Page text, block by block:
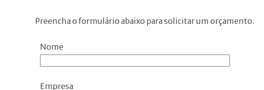
Preencha o formulário abaixo para solicitar um orçamento.
Nome
Empresa